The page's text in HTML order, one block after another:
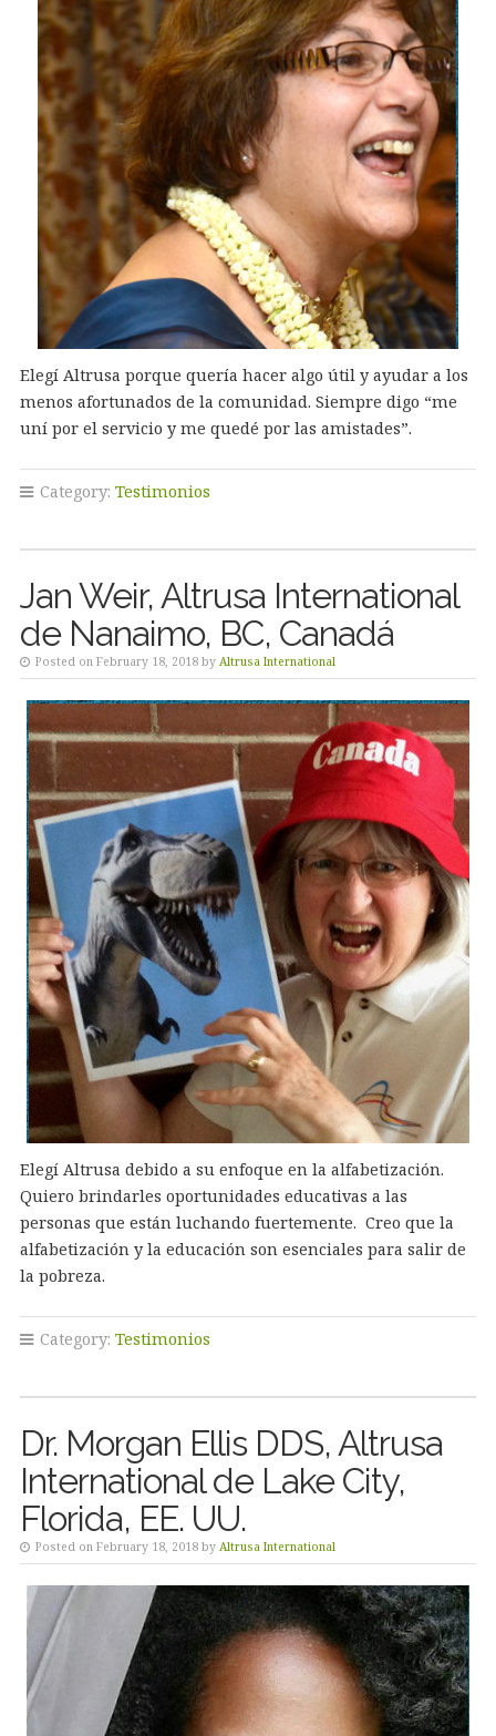
Elegí Altrusa porque quería hacer algo útil y ayudar a los
menos afortunados de la comunidad. Siempre digo “me
uní por el servicio y me quedé por las amistades”.
Category: Testimonios
Jan Weir, Altrusa International
de Nanaimo, BC, Canadá
Posted on February 18, 2018 by Altrusa International
Elegí Altrusa debido a su enfoque en la alfabetización.
Quiero brindarles oportunidades educativas a las
personas que están luchando fuertemente. Creo que la
alfabetización y la educación son esenciales para salir de
la pobreza.
Category: Testimonios
Dr. Morgan Ellis DDS, Altrusa
International de Lake City,
Florida, EE. UU.
Posted on February 18, 2018 by Altrusa International